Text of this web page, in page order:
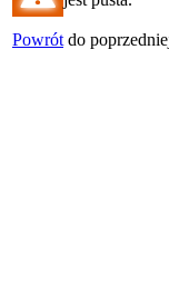
Powrót do